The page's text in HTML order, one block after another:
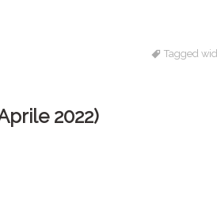
Tagged
2022)